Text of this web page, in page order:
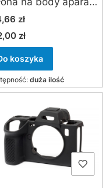
A7 R4 / A9 II -
zł
zł
koszyka
duża ilość